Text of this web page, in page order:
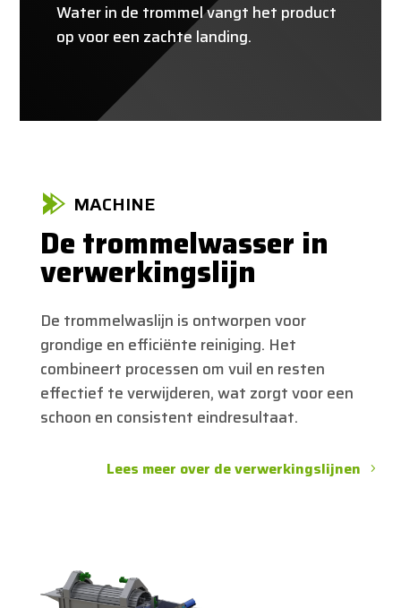
Water in de trommel vangt het product
op voor een zachte landing.
MACHINE
De trommelwasser in
verwerkingslijn
De trommelwaslijn is ontworpen voor
grondige en efficiënte reiniging. Het
combineert processen om vuil en resten
effectief te verwijderen, wat zorgt voor een
schoon en consistent eindresultaat.
Lees meer over de verwerkingslijnen